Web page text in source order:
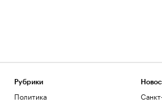
Рубрики
Политика